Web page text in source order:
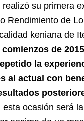
su primera
Rendimiento de
keniana de
de
la
al actual con
esta ocasión será